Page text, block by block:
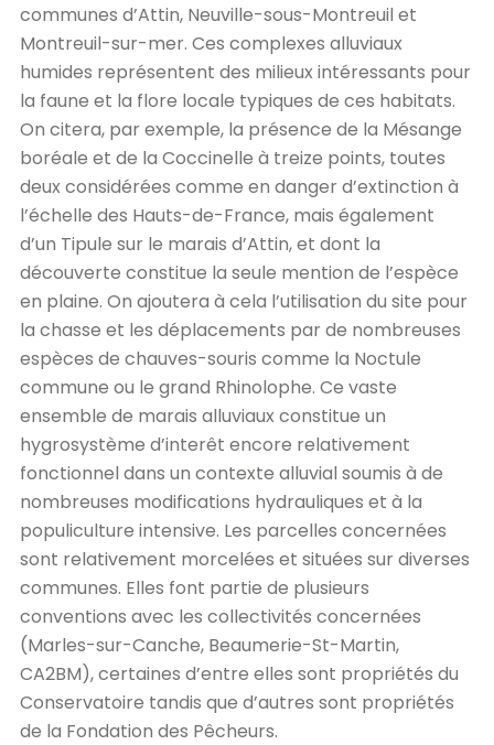
communes d’Attin, Neuville-sous-Montreuil et
Montreuil-sur-mer. Ces complexes alluviaux
humides représentent des milieux intéressants pour
la faune et la flore locale typiques de ces habitats.
On citera, par exemple, la présence de la Mésange
boréale et de la Coccinelle à treize points, toutes
deux considérées comme en danger d’extinction à
l’échelle des Hauts-de-France, mais également
d’un Tipule sur le marais d’Attin, et dont la
découverte constitue la seule mention de l’espèce
en plaine. On ajoutera à cela l’utilisation du site pour
la chasse et les déplacements par de nombreuses
espèces de chauves-souris comme la Noctule
commune ou le grand Rhinolophe. Ce vaste
ensemble de marais alluviaux constitue un
hygrosystème d’interêt encore relativement
fonctionnel dans un contexte alluvial soumis à de
nombreuses modifications hydrauliques et à la
populiculture intensive. Les parcelles concernées
sont relativement morcelées et situées sur diverses
communes. Elles font partie de plusieurs
conventions avec les collectivités concernées
(Marles-sur-Canche, Beaumerie-St-Martin,
CA2BM), certaines d’entre elles sont propriétés du
Conservatoire tandis que d’autres sont propriétés
de la Fondation des Pêcheurs.